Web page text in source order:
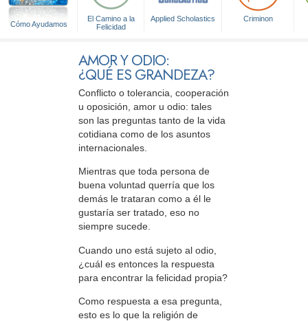
Cómo Ayudamos
El Camino a la
Felicidad
Applied Scholastics Criminon
AMOR Y ODIO:
¿QUÉ ES GRANDEZA?
Conflicto o tolerancia, cooperación
u oposición, amor u odio: tales
son las preguntas tanto de la vida
cotidiana como de los asuntos
internacionales.
Mientras que toda persona de
buena voluntad querría que los
demás le trataran como a él le
gustaría ser tratado, eso no
siempre sucede.
Cuando uno está sujeto al odio,
¿cuál es entonces la respuesta
para encontrar la felicidad propia?
Como respuesta a esa pregunta,
esto es lo que la religión de